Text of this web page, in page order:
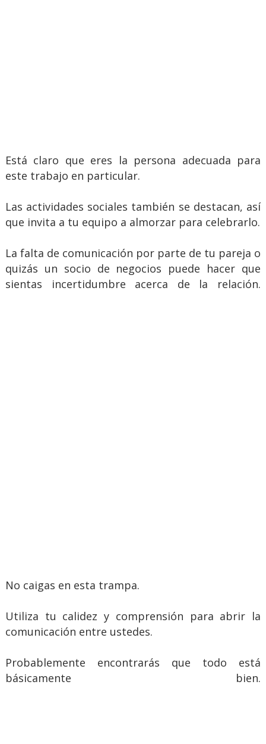
Está claro que eres la persona adecuada para
este trabajo en particular.
Las actividades sociales también se destacan, así
que invita a tu equipo a almorzar para celebrarlo.
La falta de comunicación por parte de tu pareja o
quizás un socio de negocios puede hacer que
sientas incertidumbre acerca de la relación.
No caigas en esta trampa.
Utiliza tu calidez y comprensión para abrir la
comunicación entre ustedes.
Probablemente encontrarás que todo está
básicamente bien.